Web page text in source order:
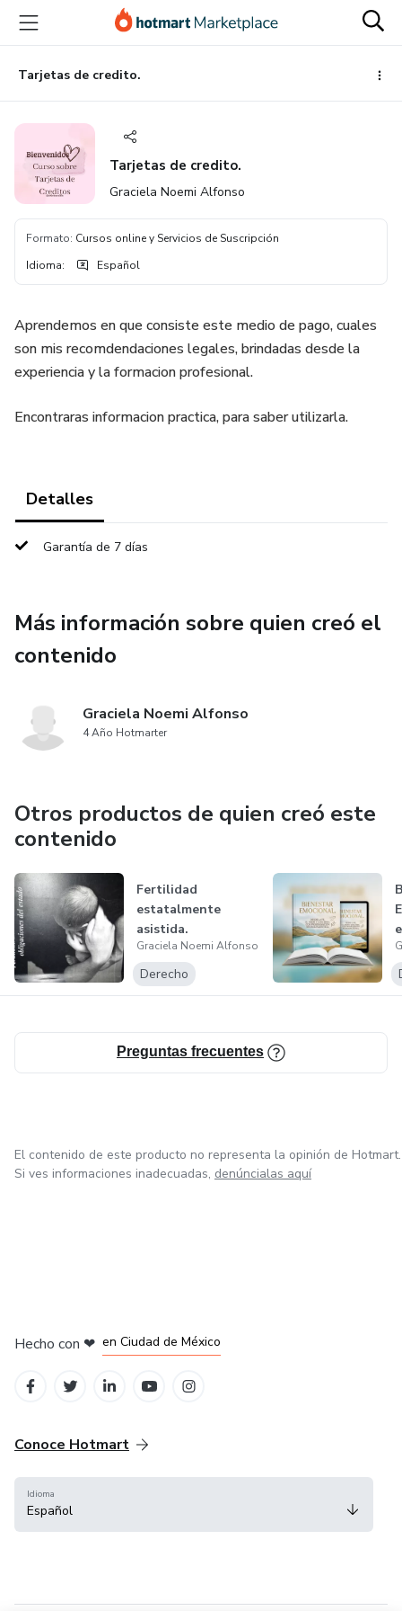
principal
página
de
página
Tarjetas de credito.
Tarjetas de credito.
Graciela Noemi Alfonso
Formato: Cursos online y Servicios de Suscripción
Idioma: Español
Aprendemos en que consiste este medio de pago, cuales
son mis recomdendaciones legales, brindadas desde la
experiencia y la formacion profesional.
Encontraras informacion practica, para saber utilizarla.
Detalles
Garantía de 7 días
Más información sobre quien creó el
contenido
Graciela Noemi Alfonso
4 Año Hotmarter
Otros productos de quien creó este
contenido
Fertilidad
estatalmente
asistida.
Obligaciones del
Estado
Graciela Noemi Alfonso
Derecho
Preguntas frecuentes
El contenido de este producto no representa la opinión de Hotmart.
Si ves informaciones inadecuadas, denúncialas aquí
Hecho con ❤ en Ciudad de México
Conoce Hotmart
Idioma
Español